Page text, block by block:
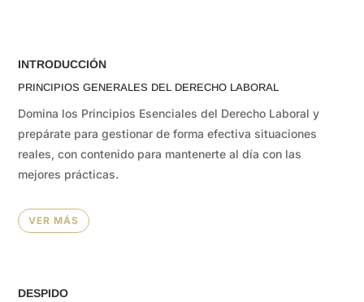
INTRODUCCIÓN
PRINCIPIOS GENERALES DEL DERECHO LABORAL
Domina los Principios Esenciales del Derecho Laboral y
prepárate para gestionar de forma efectiva situaciones
reales, con contenido para mantenerte al día con las
mejores prácticas.
VER MÁS
DESPIDO